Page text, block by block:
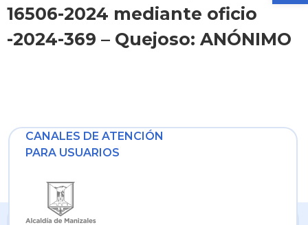
16506-2024 mediante oficio
-2024-369 – Quejoso: ANÓNIMO
CANALES DE ATENCIÓN
PARA USUARIOS